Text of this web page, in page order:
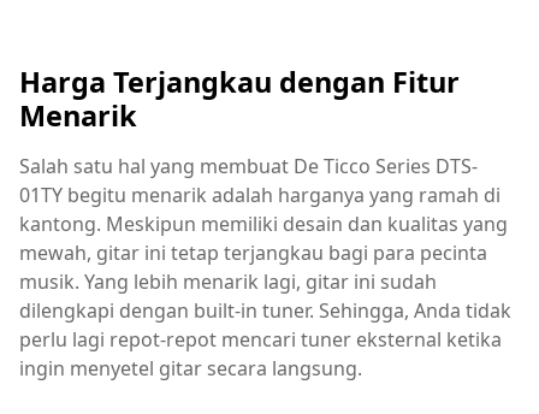
Harga Terjangkau dengan Fitur
Menarik
Salah satu hal yang membuat De Ticco Series DTS-
01TY begitu menarik adalah harganya yang ramah di
kantong. Meskipun memiliki desain dan kualitas yang
mewah, gitar ini tetap terjangkau bagi para pecinta
musik. Yang lebih menarik lagi, gitar ini sudah
dilengkapi dengan built-in tuner. Sehingga, Anda tidak
perlu lagi repot-repot mencari tuner eksternal ketika
ingin menyetel gitar secara langsung.